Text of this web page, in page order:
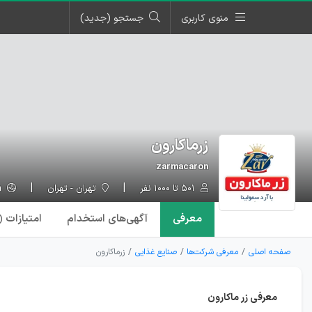
منوی کاربری جستجو (جدید)
زرماکارون
zarmacaron
تهران - تهران
معرفی آگهی‌های استخدام امتیازات
صفحه اصلی معرفی شرکت‌ها صنایع غذایی زرماکارون
معرفی زر ماکارون